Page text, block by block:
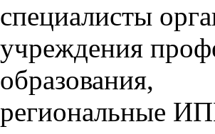
специалисты
учреждения
образования,
региональные